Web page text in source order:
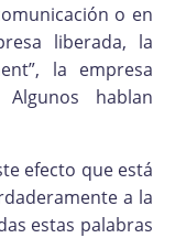
o en
liberada, la
la empresa
hablan
efecto que está
a la
estas palabras